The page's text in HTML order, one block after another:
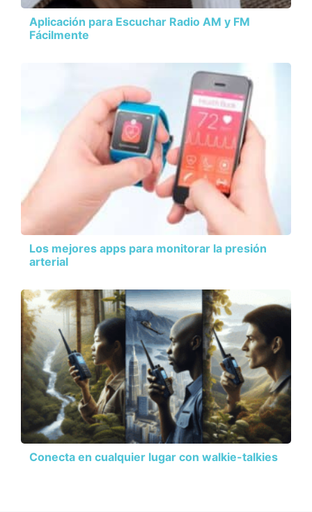
Aplicación para Escuchar Radio AM y FM
Fácilmente
Los mejores apps para monitorar la presión
arterial
Conecta en cualquier lugar con walkie-talkies